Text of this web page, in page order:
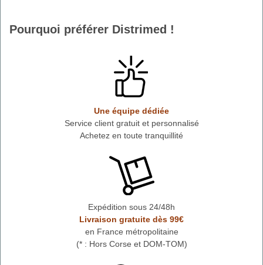
Pourquoi préférer Distrimed !
Une équipe dédiée
Service client gratuit et personnalisé
Achetez en toute tranquillité
Expédition sous 24/48h
Livraison gratuite dès 99€
en France métropolitaine
(* : Hors Corse et DOM-TOM)